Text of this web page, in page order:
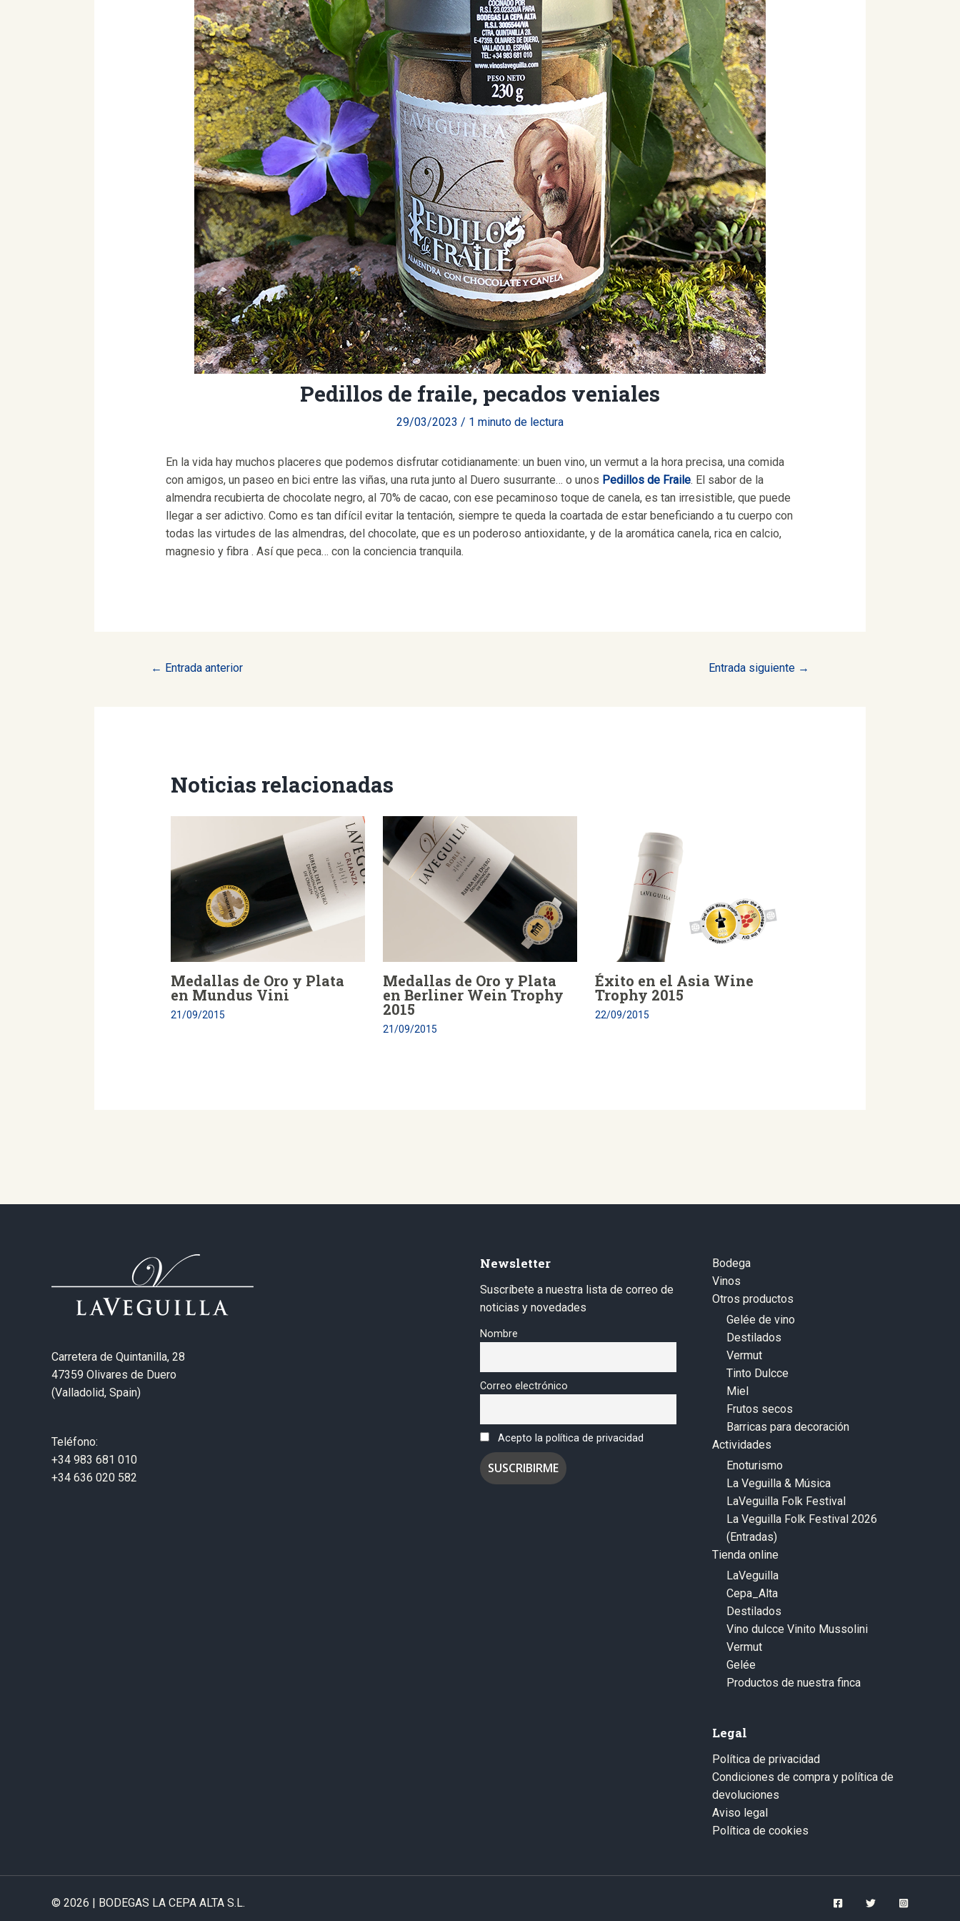
Pedillos de fraile, pecados veniales
29/03/2023 / 1 minuto de lectura
En la vida hay muchos placeres que podemos disfrutar cotidianamente: un buen vino, un vermut a la hora precisa, una comida
con amigos, un paseo en bici entre las viñas, una ruta junto al Duero susurrante… o unos Pedillos de Fraile. El sabor de la
almendra recubierta de chocolate negro, al 70% de cacao, con ese pecaminoso toque de canela, es tan irresistible, que puede
llegar a ser adictivo. Como es tan difícil evitar la tentación, siempre te queda la coartada de estar beneficiando a tu cuerpo con
todas las virtudes de las almendras, del chocolate, que es un poderoso antioxidante, y de la aromática canela, rica en calcio,
magnesio y fibra . Así que peca… con la conciencia tranquila.
Navegación
← Entrada anterior Entrada siguiente →
Noticias relacionadas
Medallas de Oro y Plata
en Mundus Vini
21/09/2015
Medallas de Oro y Plata
en Berliner Wein Trophy
2015
21/09/2015
Éxito en el Asia Wine
Trophy 2015
22/09/2015
Carretera de Quintanilla, 28
47359 Olivares de Duero
(Valladolid, Spain)
Teléfono:
+34 983 681 010
+34 636 020 582
Newsletter
Suscríbete a nuestra lista de correo de
noticias y novedades
Nombre
Correo electrónico
Acepto la política de privacidad
Bodega
Vinos
Otros productos
Gelée de vino
Destilados
Vermut
Tinto Dulcce
Miel
Frutos secos
Barricas para decoración
Actividades
Enoturismo
La Veguilla & Música
LaVeguilla Folk Festival
La Veguilla Folk Festival 2026
(Entradas)
Tienda online
LaVeguilla
Cepa_Alta
Destilados
Vino dulcce Vinito Mussolini
Vermut
Gelée
Productos de nuestra finca
Legal
Política de privacidad
Condiciones de compra y política de
devoluciones
Aviso legal
Política de cookies
© 2026 | BODEGAS LA CEPA ALTA S.L.